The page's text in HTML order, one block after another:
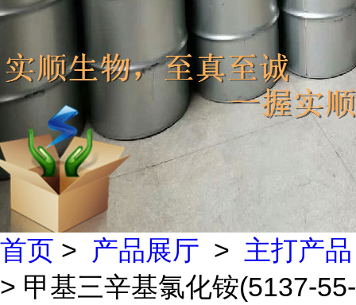
首页 > 产品展厅 > 主打产品
> 甲基三辛基氯化铵(5137-55-